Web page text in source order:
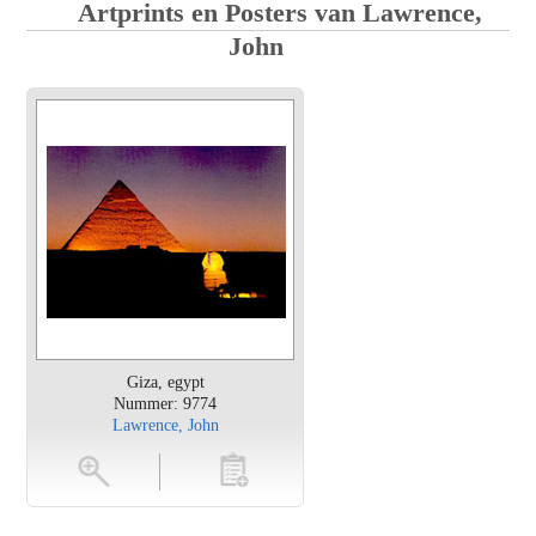
Artprints en Posters van Lawrence,
John
Giza, egypt
Nummer: 9774
Lawrence, John
toevoegen